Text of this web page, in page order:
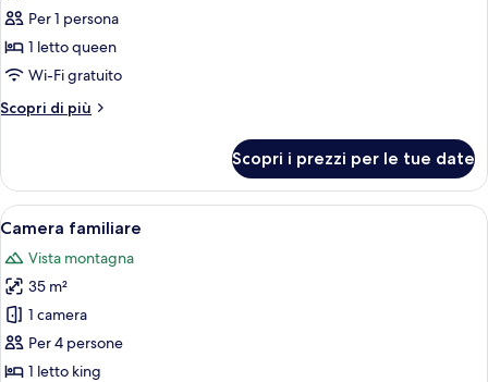
allergici
foto
per
Camera
singola
Per 1 persona
1 letto queen
Wi-Fi gratuito
Scopri di più
Altri
singola
Scopri i prezzi per le tue date
Apri
tutte
le
foto
per
Camera
familiare
Camera d'albergo con un grande
6
Camera familiare
Vista montagna
35 m²
1 camera
Per 4 persone
1 letto king